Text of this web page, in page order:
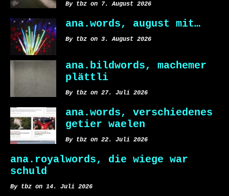
By tbz on 7. August 2026
ana.words, august mit…
By tbz on 3. August 2026
ana.bildwords, machemer
plättli
By tbz on 27. Juli 2026
ana.words, verschiedenes
getier waelen
By tbz on 22. Juli 2026
ana.royalwords, die wiege war
schuld
By tbz on 14. Juli 2026